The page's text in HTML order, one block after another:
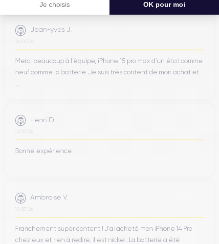
Je choisis OK pour moi
Jean-yves J.
26/07/26
Merci beaucoup à l’équipe, iPhone 15 pro max d’un état comme
neuf comme la batterie. Je suis très content de mon achat et
Henri D.
12/07/26
Bonne expérience
Ambroise V.
10/07/26
Franchement super content ! J'ai acheté mon iPhone 14 Pro
chez eux et rien à redire, il est nickel. La batterie a été